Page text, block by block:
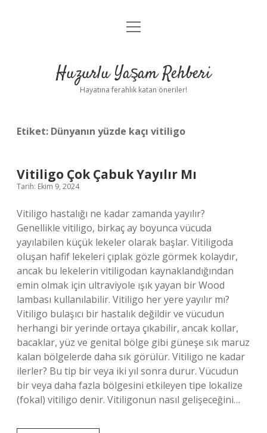
Anasayfa
Yasal Uyarı
menüyü
Huzurlu Yaşam Rehberi
Hayatına ferahlık katan öneriler!
Etiket: Dünyanın yüzde kaçı vitiligo
Vitiligo Çok Çabuk Yayılır Mı
Tarih: Ekim 9, 2024
Vitiligo hastalığı ne kadar zamanda yayılır?
Genellikle vitiligo, birkaç ay boyunca vücuda
yayılabilen küçük lekeler olarak başlar. Vitiligoda
oluşan hafif lekeleri çıplak gözle görmek kolaydır,
ancak bu lekelerin vitiligodan kaynaklandığından
emin olmak için ultraviyole ışık yayan bir Wood
lambası kullanılabilir. Vitiligo her yere yayılır mı?
Vitiligo bulaşıcı bir hastalık değildir ve vücudun
herhangi bir yerinde ortaya çıkabilir, ancak kollar,
bacaklar, yüz ve genital bölge gibi güneşe sık maruz
kalan bölgelerde daha sık görülür. Vitiligo ne kadar
ilerler? Bu tip bir veya iki yıl sonra durur. Vücudun
bir veya daha fazla bölgesini etkileyen tipe lokalize
(fokal) vitiligo denir. Vitiligonun nasıl gelişeceğini…